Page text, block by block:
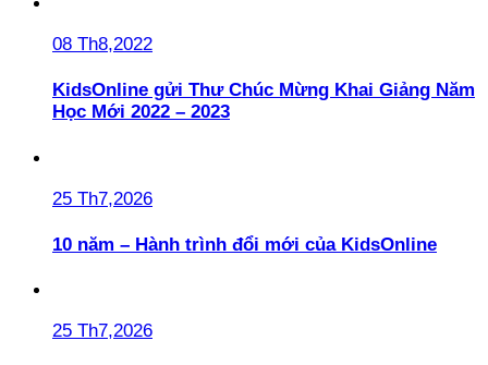
08 Th8,2022
KidsOnline gửi Thư Chúc Mừng Khai Giảng Năm
Học Mới 2022 – 2023
25 Th7,2026
10 năm – Hành trình đổi mới của KidsOnline
25 Th7,2026